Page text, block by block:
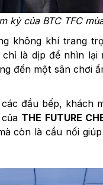
kỳ của BTC TFC
không khí trang
là dịp để nhìn lại
đến một sân chơi
đầu bếp, khách
THE FUTURE
còn là cầu nối